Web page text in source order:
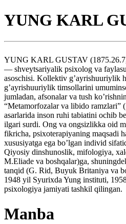
YUNG KARL
YUNG KARL GUSTAV
— shveytsariyalik psixolog va
asoschisi. Kollektiv g’ayrishuuriylik
g’ayrishuuriylik timsollarini
jumladan, afsonalar va tush
“Metamorfozalar va libido ramzlari”
asarlarida inson ruhi tabiatini ochib
ilgari surdi. Ong va ongsizlikka oid
fikricha, psixoterapiyaning maqsadi
xususiyatga ega bo’lgan individ
Qiyosiy dinshunoslik, mifologiya,
M.Eliade va boshqalar)ga,
tanqid (G. Rid, Buyuk Britaniya va
1948 yil Syurixda Yung instituti,
psixologiya jamiyati tashkil qilingan.
Manba